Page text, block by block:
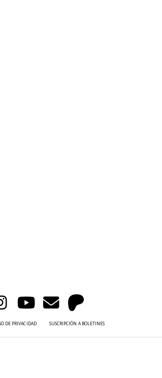
DE PRIVACIDAD SUSCRIPCIÓN A BOLETINES